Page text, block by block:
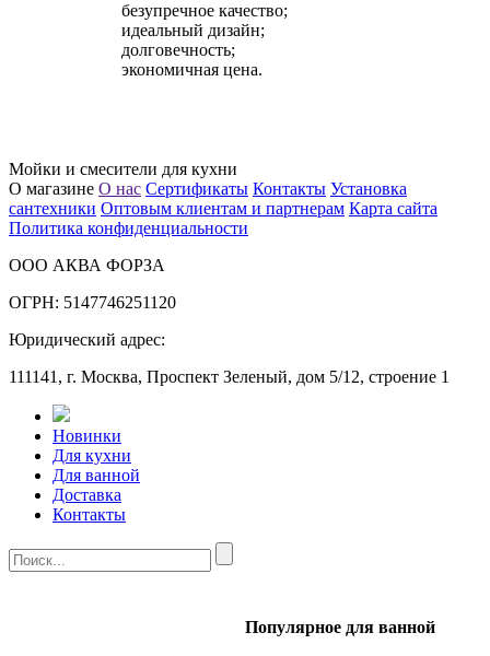
безупречное качество;
идеальный дизайн;
долговечность;
экономичная цена.
Мойки и смесители для кухни
О магазине О нас Сертификаты Контакты Установка
сантехники Оптовым клиентам и партнерам Карта сайта
Политика конфиденциальности
ООО АКВА ФОРЗА
ОГРН: 5147746251120
Юридический адрес:
111141, г. Москва, Проспект Зеленый, дом 5/12, строение 1
Новинки
Для кухни
Для ванной
Доставка
Контакты
Популярное для ванной